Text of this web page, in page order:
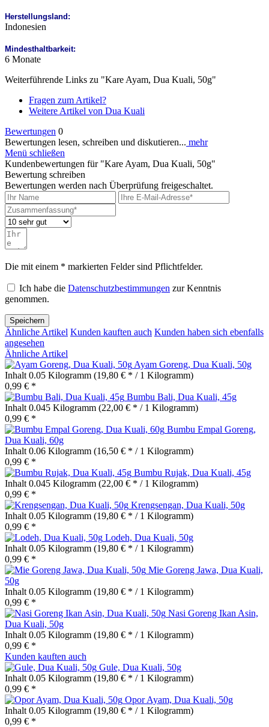
Herstellungsland:
Indonesien
Mindesthaltbarkeit:
6 Monate
Weiterführende Links zu "Kare Ayam, Dua Kuali, 50g"
Fragen zum Artikel?
Weitere Artikel von Dua Kuali
Bewertungen 0
Bewertungen lesen, schreiben und diskutieren... mehr
Menü schließen
Kundenbewertungen für "Kare Ayam, Dua Kuali, 50g"
Bewertung schreiben
Bewertungen werden nach Überprüfung freigeschaltet.
Die mit einem * markierten Felder sind Pflichtfelder.
Ich habe die Datenschutzbestimmungen zur Kenntnis
genommen.
Speichern
Ähnliche Artikel Kunden kauften auch Kunden haben sich ebenfalls
angesehen
Ähnliche Artikel
Ayam Goreng, Dua Kuali, 50g
Inhalt 0.05 Kilogramm (19,80 € * / 1 Kilogramm)
0,99 € *
Bumbu Bali, Dua Kuali, 45g
Inhalt 0.045 Kilogramm (22,00 € * / 1 Kilogramm)
0,99 € *
Bumbu Empal Goreng,
Dua Kuali, 60g
Inhalt 0.06 Kilogramm (16,50 € * / 1 Kilogramm)
0,99 € *
Bumbu Rujak, Dua Kuali, 45g
Inhalt 0.045 Kilogramm (22,00 € * / 1 Kilogramm)
0,99 € *
Krengsengan, Dua Kuali, 50g
Inhalt 0.05 Kilogramm (19,80 € * / 1 Kilogramm)
0,99 € *
Lodeh, Dua Kuali, 50g
Inhalt 0.05 Kilogramm (19,80 € * / 1 Kilogramm)
0,99 € *
Mie Goreng Jawa, Dua Kuali,
50g
Inhalt 0.05 Kilogramm (19,80 € * / 1 Kilogramm)
0,99 € *
Nasi Goreng Ikan Asin,
Dua Kuali, 50g
Inhalt 0.05 Kilogramm (19,80 € * / 1 Kilogramm)
0,99 € *
Kunden kauften auch
Gule, Dua Kuali, 50g
Inhalt 0.05 Kilogramm (19,80 € * / 1 Kilogramm)
0,99 € *
Opor Ayam, Dua Kuali, 50g
Inhalt 0.05 Kilogramm (19,80 € * / 1 Kilogramm)
0,99 € *